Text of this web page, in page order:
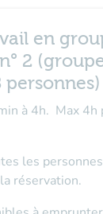
en
2
personnes)
à 4h. Max 4h
les
réservation.